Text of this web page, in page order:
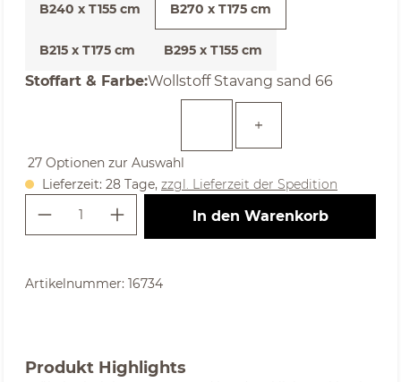
B240 x T155 cm B270 x T175 cm
B215 x T175 cm B295 x T155 cm
Stoffart & Farbeauswählen
:Wollstoff Stavang sand 66
27 Optionen zur Auswahl
Lieferzeit: 28 Tage, zzgl. Lieferzeit der Spedition
Produkt Anzahl: Gib den
In den Warenkorb
Artikelnummer: 16734
Produkt Highlights